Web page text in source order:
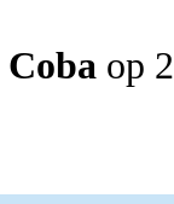
Coba op